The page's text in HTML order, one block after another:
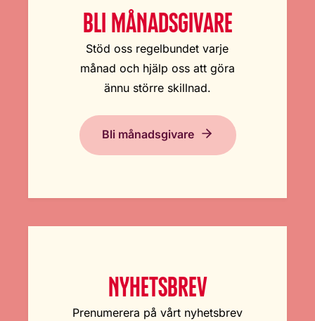
BLI MÅNADSGIVARE
Stöd oss regelbundet varje
månad och hjälp oss att göra
ännu större skillnad.
Bli månadsgivare
NYHETSBREV
Prenumerera på vårt nyhetsbrev